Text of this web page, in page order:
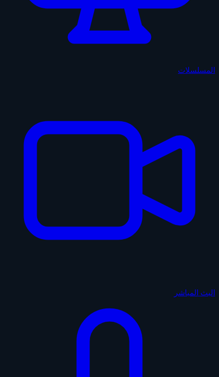
المسلسلات
البث المباشر